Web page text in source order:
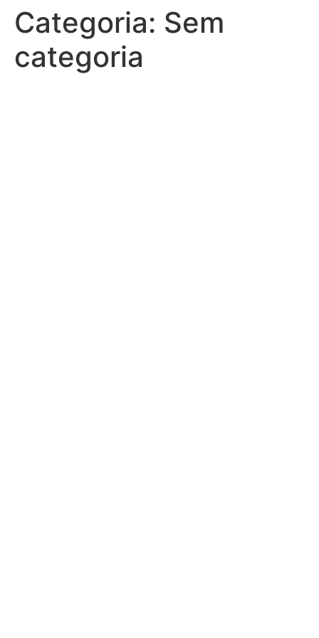
Categoria: Sem
categoria